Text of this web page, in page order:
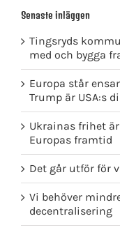
Senaste inläggen
Tingsryds
med och bygga
Europa står
Trump är USA:s
Ukrainas frihet
Europas framtid
Det går utför för
Vi behöver
decentralisering